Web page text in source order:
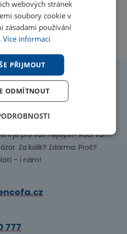
je pro vás nejlepší? Rádi vám
Za kolik? Zdarma. Proč?
– i nám!
777
webových stránek
soubory cookie v
zásadami používání
Více informací
PŘIJMOUT
ODMÍTNOUT